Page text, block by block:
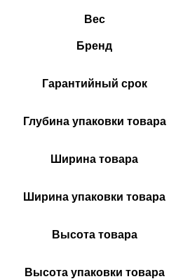
Вес
Бренд
Гарантийный срок
Глубина упаковки товара
Ширина товара
Ширина упаковки товара
Высота товара
Высота упаковки товара